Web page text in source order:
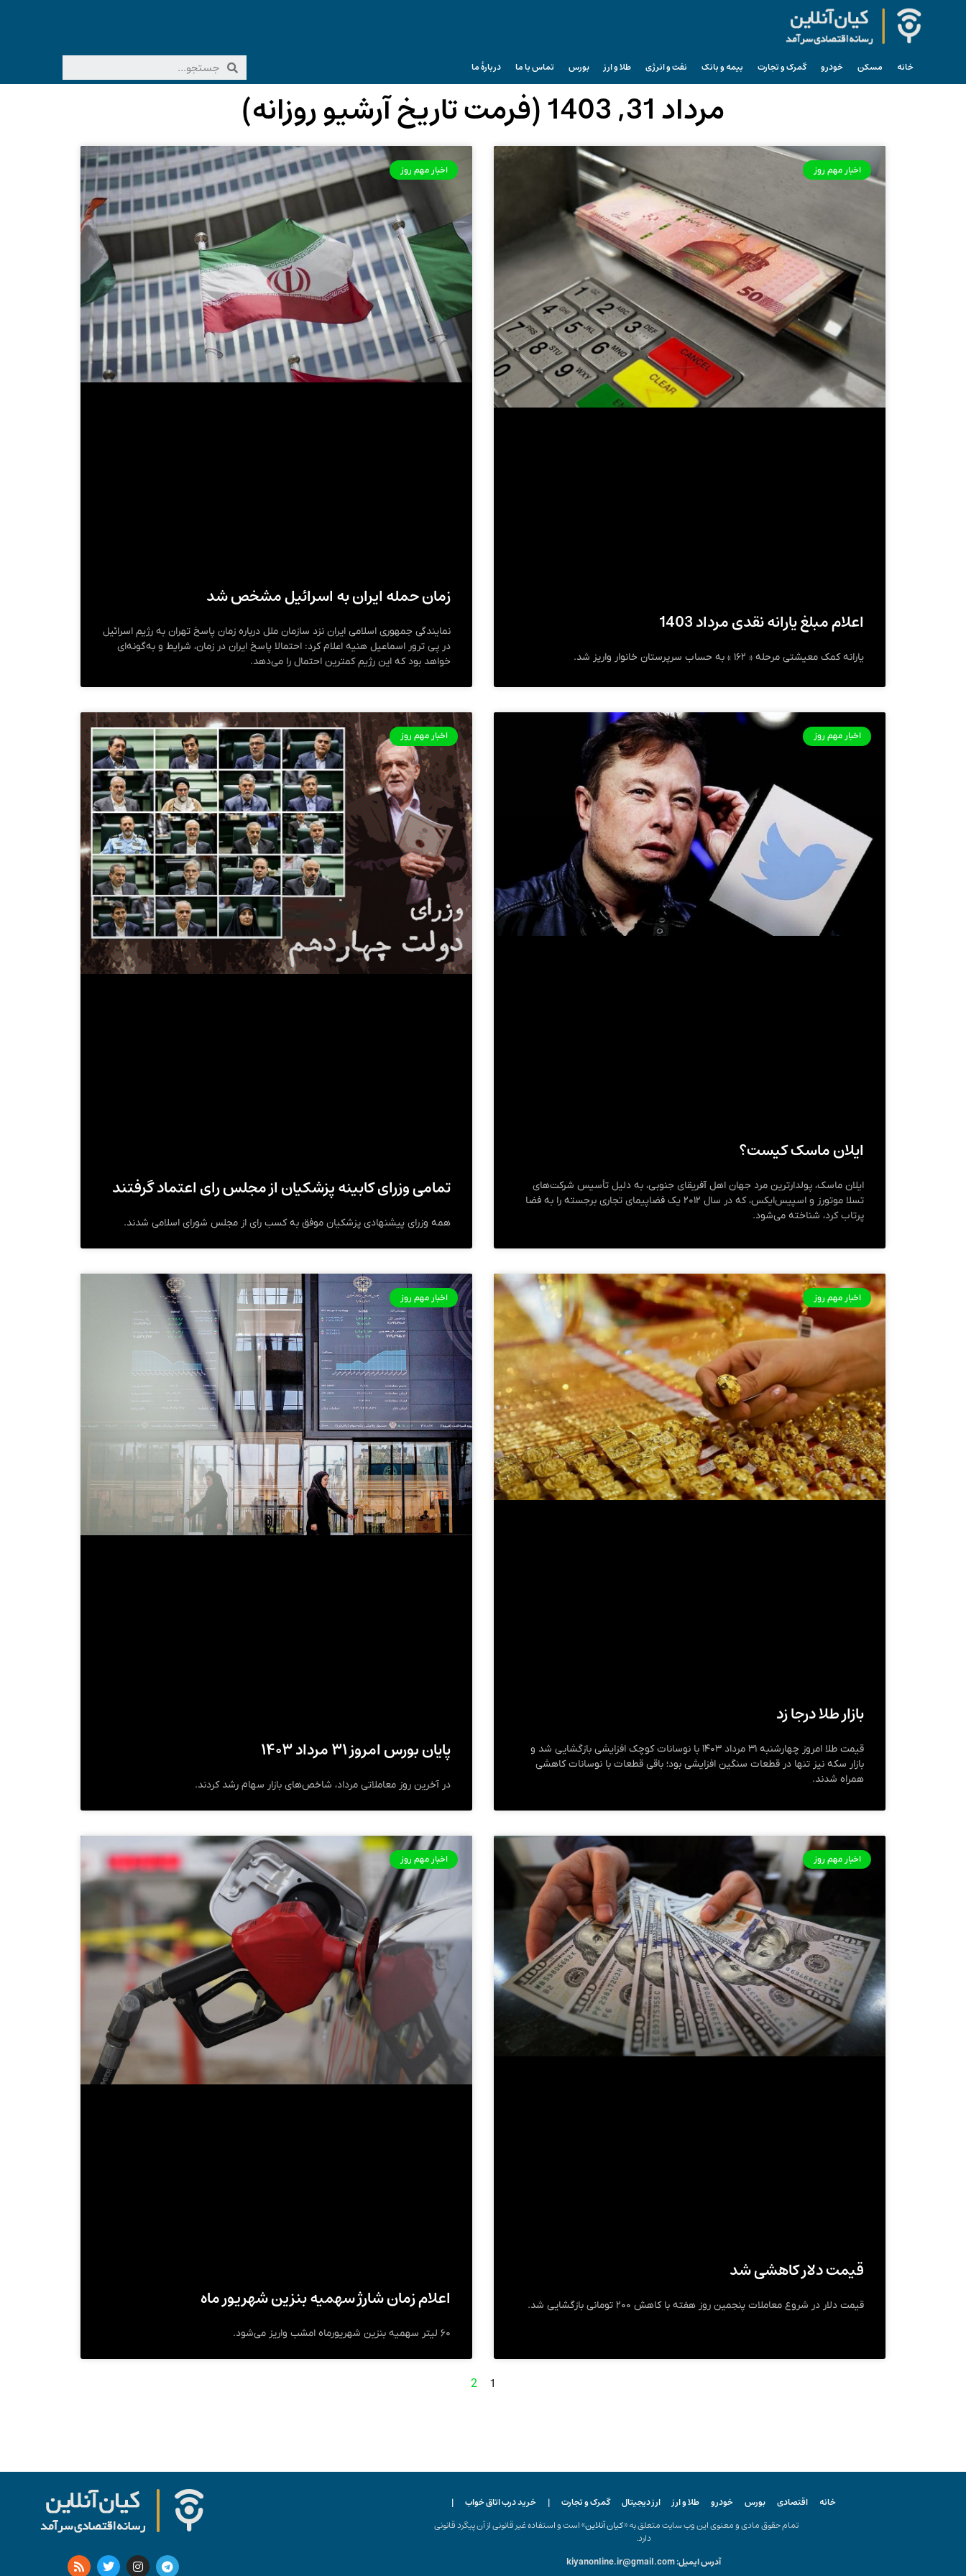
خانه مسکن خودرو گمرک و تجارت بیمه و بانک نفت و انرژی طلا و ارز بورس تماس با ما دربارۀ ما
مرداد 31, 1403 (فرمت تاریخ آرشیو روزانه)
اخبار مهم روز
اعلام مبلغ یارانه نقدی مرداد 1403
یارانه کمک معیشتی مرحله « ۱۶۲ » به حساب سرپرستان خانوار واریز شد.
اخبار مهم روز
زمان حمله‌ ایران به اسرائیل مشخص شد
نمایندگی جمهوری اسلامی ایران نزد سازمان ملل درباره زمان پاسخ تهران به رژیم اسرائیل
در پی ترور اسماعیل هنیه اعلام کرد: احتمالا پاسخ ایران در زمان، شرایط و به‌گونه‌ای
خواهد بود که این رژیم کمترین احتمال را می‌دهد.
اخبار مهم روز
ایلان ماسک کیست؟
ایلان ماسک، پولدارترین مرد جهان اهل آفریقای جنوبی، به دلیل تأسیس شرکت‌های
تسلا موتورز و اسپیس‌ایکس، که در سال ۲۰۱۲ یک فضاپیمای تجاری برجسته را به فضا
پرتاب کرد، شناخته می‌شود.
اخبار مهم روز
تمامی وزرای کابینه پزشکیان از مجلس رای اعتماد گرفتند
همه وزرای پیشنهادی پزشکیان موفق به کسب رای از مجلس شورای اسلامی شدند.
اخبار مهم روز
بازار طلا درجا زد
قیمت طلا امروز چهارشنبه ۳۱ مرداد ۱۴۰۳ با نوسانات کوچک افزایشی بازگشایی شد و
بازار سکه نیز تنها در قطعات سنگین افزایشی بود؛ باقی قطعات با نوسانات کاهشی
همراه شدند.
اخبار مهم روز
پایان بورس امروز ۳۱ مرداد ۱۴۰۳
در آخرین روز معاملاتی مرداد، شاخص‌های بازار سهام رشد کردند.
اخبار مهم روز
قیمت دلار کاهشی شد
قیمت دلار در شروع معاملات پنجمین روز هفته با کاهش ۲۰۰ تومانی بازگشایی شد.
اخبار مهم روز
اعلام زمان شارژ سهمیه بنزین شهریور ماه
۶۰ لیتر سهمیه بنزین شهریورماه امشب واریز می‌شود.
1
2
خانه اقتصادی بورس خودرو طلا و ارز ارز دیجیتال گمرک و تجارت | خرید درب اتاق خواب
|
تمام حقوق مادی و معنوی این وب سایت متعلق به «کیان آنلاین» است و استفاده غیر قانونی از آن پیگرد قانونی
دارد.
آدرس ایمیل: kiyanonline.ir@gmail.com